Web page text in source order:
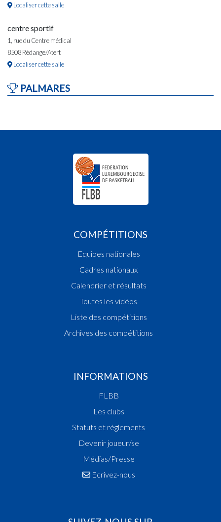
Localiser cette salle
centre sportif
1, rue du Centre médical
8508 Rédange/Atert
Localiser cette salle
PALMARES
COMPÉTITIONS
Equipes nationales
Cadres nationaux
Calendrier et résultats
Toutes les vidéos
Liste des compétitions
Archives des compétitions
INFORMATIONS
FLBB
Les clubs
Statuts et réglements
Devenir joueur/se
Médias/Presse
Ecrivez-nous